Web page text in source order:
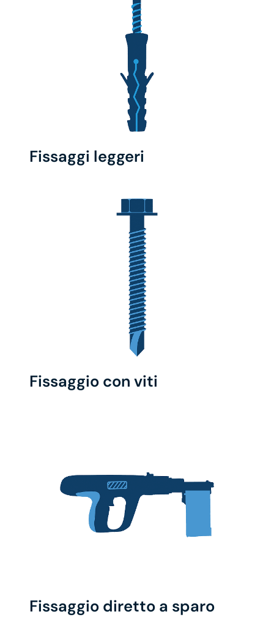
Fissaggi leggeri
Fissaggio con viti
Fissaggio diretto a sparo